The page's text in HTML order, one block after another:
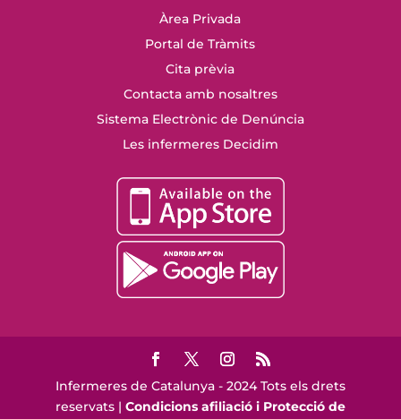
Àrea Privada
Portal de Tràmits
Cita prèvia
Contacta amb nosaltres
Sistema Electrònic de Denúncia
Les infermeres Decidim
Infermeres de Catalunya - 2024 Tots els drets
reservats | Condicions afiliació i Protecció de